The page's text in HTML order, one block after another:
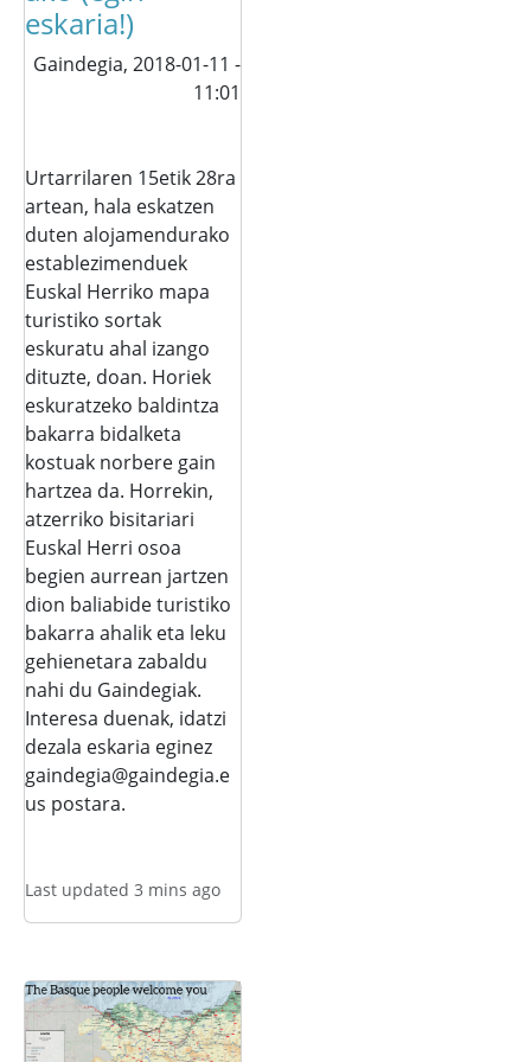
eskaria!)
Gaindegia, 2018-01-11 -
11:01
Urtarrilaren 15etik 28ra
artean, hala eskatzen
duten alojamendurako
establezimenduek
Euskal Herriko mapa
turistiko sortak
eskuratu ahal izango
dituzte, doan. Horiek
eskuratzeko baldintza
bakarra bidalketa
kostuak norbere gain
hartzea da. Horrekin,
atzerriko bisitariari
Euskal Herri osoa
begien aurrean jartzen
dion baliabide turistiko
bakarra ahalik eta leku
gehienetara zabaldu
nahi du Gaindegiak.
Interesa duenak, idatzi
dezala eskaria eginez
gaindegia@gaindegia.e
us postara.
Last updated 3 mins ago